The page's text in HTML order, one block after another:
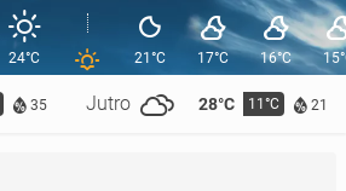
35 Jutro 28°C 11°C 21
24°C 21°C 17°C 16°C